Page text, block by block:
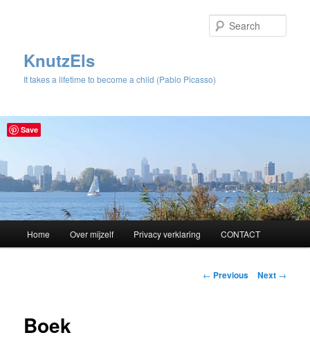
KnutzEls
It takes a lifetime to become a child (Pablo Picasso)
Skip
content
Home Over mijzelf Privacy verklaring CONTACT
Post
← Previous Next →
Boek
Save